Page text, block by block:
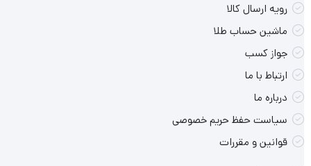
رویه ارسال کالا
ماشین حساب طلا
جواز کسب
ارتباط با ما
درباره ما
سیاست حفظ حریم خصوصی
قوانین و مقررات